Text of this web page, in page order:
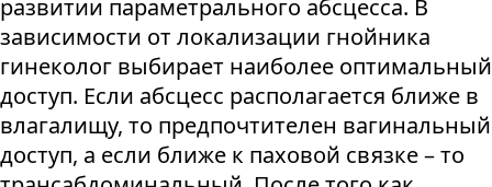
развитии параметрального абсцесса. В
зависимости от локализации гнойника
гинеколог выбирает наиболее оптимальный
доступ. Если абсцесс располагается ближе в
влагалищу, то предпочтителен вагинальный
доступ, а если ближе к паховой связке – то